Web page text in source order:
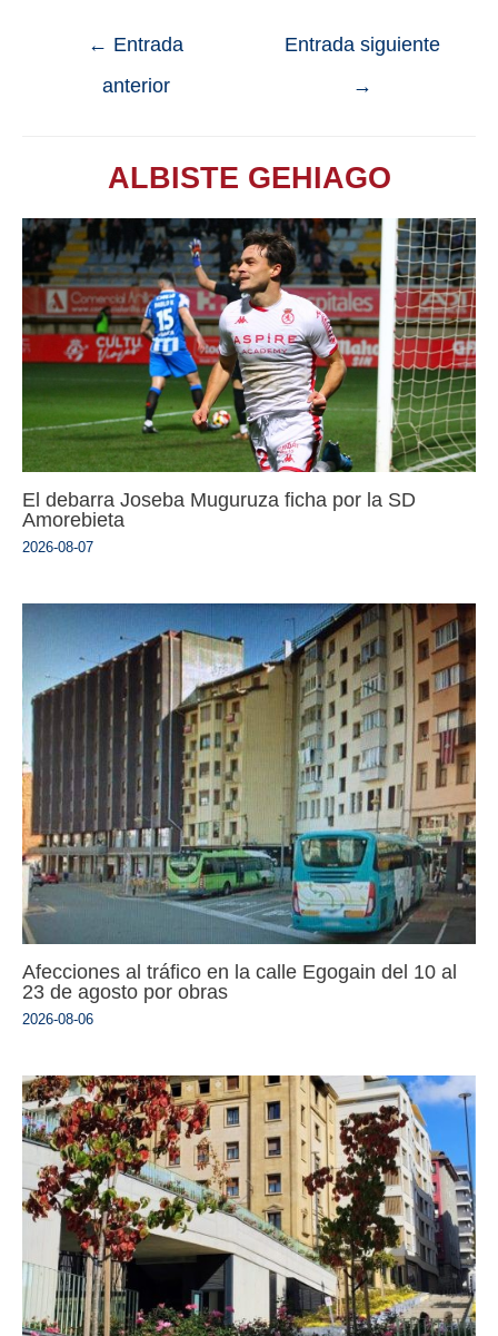
← Entrada
anterior
Entrada siguiente
→
ALBISTE GEHIAGO
El debarra Joseba Muguruza ficha por la SD
Amorebieta
2026-08-07
Afecciones al tráfico en la calle Egogain del 10 al
23 de agosto por obras
2026-08-06